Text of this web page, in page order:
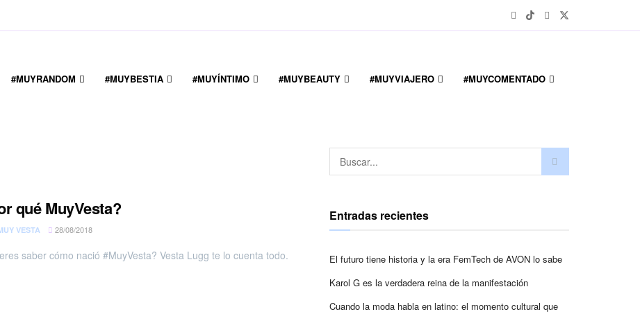
#MUYRANDOM #MUYBESTIA #MUYÍNTIMO #MUYBEAUTY #MUYVIAJERO #MUYCOMENTADO
qué MuyVesta?
VESTA 28/08/2018
saber cómo nació #MuyVesta? Vesta Lugg te lo cuenta todo.
Entradas recientes
El futuro tiene historia y la era FemTech de AVON lo sabe
Karol G es la verdadera reina de la manifestación
Cuando la moda habla en latino: el momento cultural que